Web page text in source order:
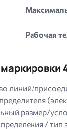
Рабочая
линий/
размер/
/